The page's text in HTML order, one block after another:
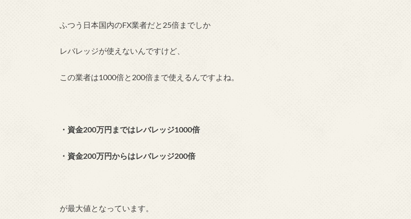
ふつう日本国内のFX業者だと25倍までしか
レバレッジが使えないんですけど、
この業者は1000倍と200倍まで使えるんですよね。
・資金200万円まではレバレッジ1000倍
・資金200万円からはレバレッジ200倍
が最大値となっています。